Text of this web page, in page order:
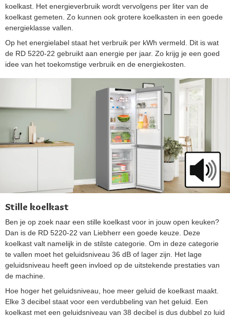
koelkast. Het energieverbruik wordt vervolgens per liter van de
koelkast gemeten. Zo kunnen ook grotere koelkasten in een goede
energieklasse vallen.
Op het energielabel staat het verbruik per kWh vermeld. Dit is wat
de RD 5220-22 gebruikt aan energie per jaar. Zo krijg je een goed
idee van het toekomstige verbruik en de energiekosten.
Stille koelkast
Ben je op zoek naar een stille koelkast voor in jouw open keuken?
Dan is de RD 5220-22 van Liebherr een goede keuze. Deze
koelkast valt namelijk in de stilste categorie. Om in deze categorie
te vallen moet het geluidsniveau 36 dB of lager zijn. Het lage
geluidsniveau heeft geen invloed op de uitstekende prestaties van
de machine.
Hoe hoger het geluidsniveau, hoe meer geluid de koelkast maakt.
Elke 3 decibel staat voor een verdubbeling van het geluid. Een
koelkast met een geluidsniveau van 38 decibel is dus dubbel zo luid